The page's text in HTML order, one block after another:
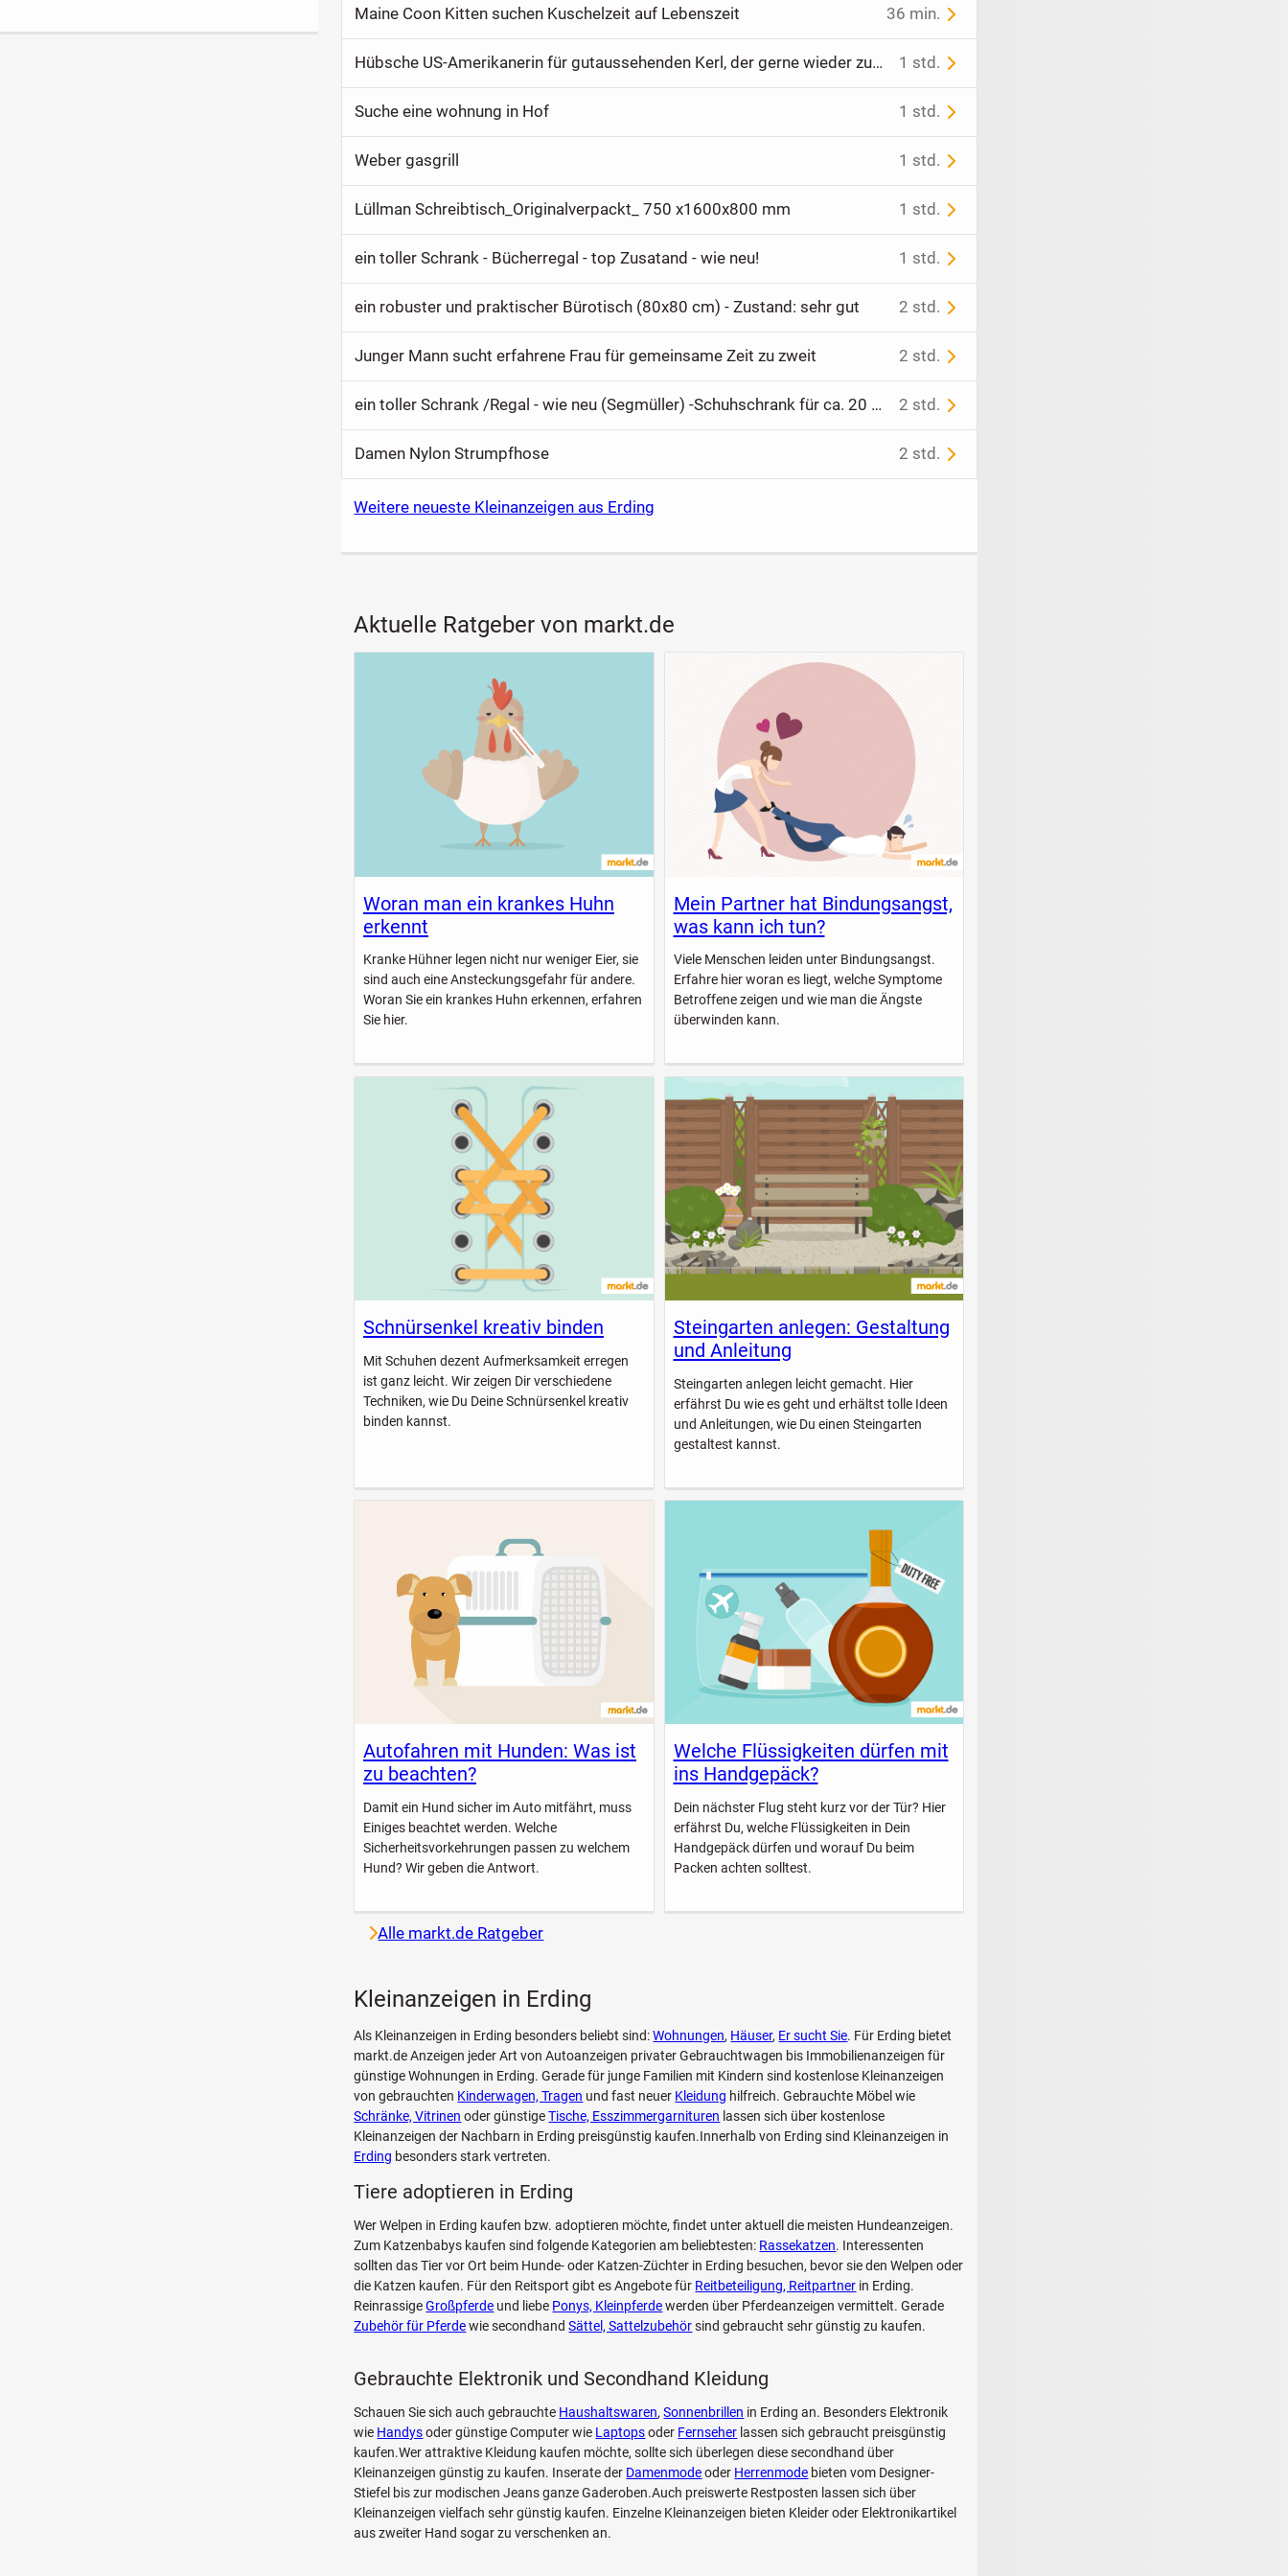
Maine Coon Kitten suchen Kuschelzeit auf Lebenszeit 36 min.
Hübsche US-Amerikanerin für gutaussehenden Kerl, der gerne wieder zurück nach Südkalifornien ziehen möchte 1 std.
Suche eine wohnung in Hof 1 std.
Weber gasgrill 1 std.
Lüllman Schreibtisch_Originalverpackt_ 750 x1600x800 mm 1 std.
ein toller Schrank - Bücherregal - top Zusatand - wie neu! 1 std.
ein robuster und praktischer Bürotisch (80x80 cm) - Zustand: sehr gut 2 std.
Junger Mann sucht erfahrene Frau für gemeinsame Zeit zu zweit 2 std.
ein toller Schrank /Regal - wie neu (Segmüller) -Schuhschrank für ca. 20 Paar Schuhe 2 std.
Damen Nylon Strumpfhose 2 std.
Weitere neueste Kleinanzeigen aus Erding
Aktuelle Ratgeber von markt.de
Woran man ein krankes Huhn
erkennt
Kranke Hühner legen nicht nur weniger Eier, sie
sind auch eine Ansteckungsgefahr für andere.
Woran Sie ein krankes Huhn erkennen, erfahren
Sie hier.
Mein Partner hat Bindungsangst,
was kann ich tun?
Viele Menschen leiden unter Bindungsangst.
Erfahre hier woran es liegt, welche Symptome
Betroffene zeigen und wie man die Ängste
überwinden kann.
Schnürsenkel kreativ binden
Mit Schuhen dezent Aufmerksamkeit erregen
ist ganz leicht. Wir zeigen Dir verschiedene
Techniken, wie Du Deine Schnürsenkel kreativ
binden kannst.
Steingarten anlegen: Gestaltung
und Anleitung
Steingarten anlegen leicht gemacht. Hier
erfährst Du wie es geht und erhältst tolle Ideen
und Anleitungen, wie Du einen Steingarten
gestaltest kannst.
Autofahren mit Hunden: Was ist
zu beachten?
Damit ein Hund sicher im Auto mitfährt, muss
Einiges beachtet werden. Welche
Sicherheitsvorkehrungen passen zu welchem
Hund? Wir geben die Antwort.
Welche Flüssigkeiten dürfen mit
ins Handgepäck?
Dein nächster Flug steht kurz vor der Tür? Hier
erfährst Du, welche Flüssigkeiten in Dein
Handgepäck dürfen und worauf Du beim
Packen achten solltest.
Alle markt.de Ratgeber
Kleinanzeigen in Erding
Als Kleinanzeigen in Erding besonders beliebt sind:Wohnungen, Häuser, Er sucht Sie. Für Erding bietet
markt.de Anzeigen jeder Art von Autoanzeigen privater Gebrauchtwagen bis Immobilienanzeigen für
günstige Wohnungen in Erding. Gerade für junge Familien mit Kindern sind kostenlose Kleinanzeigen
von gebrauchten Kinderwagen, Tragen und fast neuer Kleidung hilfreich. Gebrauchte Möbel wie
Schränke, Vitrinen oder günstigeTische, Esszimmergarnituren lassen sich über kostenlose
Kleinanzeigen der Nachbarn in Erding preisgünstig kaufen.Innerhalb von Erding sind Kleinanzeigen in
Erding besonders stark vertreten.
Tiere adoptieren in Erding
Wer Welpen in Erding kaufen bzw. adoptieren möchte, findet unter aktuell die meisten Hundeanzeigen.
Zum Katzenbabys kaufen sind folgende Kategorien am beliebtesten: Rassekatzen. Interessenten
sollten das Tier vor Ort beim Hunde- oder Katzen-Züchter in Erding besuchen, bevor sie den Welpen oder
die Katzen kaufen. Für den Reitsport gibt es Angebote für Reitbeteiligung, Reitpartner in Erding.
ReinrassigeGroßpferde und liebe Ponys, Kleinpferdewerden über Pferdeanzeigen vermittelt. Gerade
Zubehör für Pferdewie secondhandSättel, Sattelzubehörsind gebraucht sehr günstig zu kaufen.
Gebrauchte Elektronik und Secondhand Kleidung
Schauen Sie sich auch gebrauchte Haushaltswaren,Sonnenbrillen in Erding an. Besonders Elektronik
wie Handysoder günstige Computer wie Laptopsoder Fernseher lassen sich gebraucht preisgünstig
kaufen.Wer attraktive Kleidung kaufen möchte, sollte sich überlegen diese secondhand über
Kleinanzeigen günstig zu kaufen. Inserate der Damenmodeoder Herrenmode bieten vom Designer-
Stiefel bis zur modischen Jeans ganze Gaderoben.Auch preiswerte Restposten lassen sich über
Kleinanzeigen vielfach sehr günstig kaufen. Einzelne Kleinanzeigen bieten Kleider oder Elektronikartikel
aus zweiter Hand sogar zu verschenken an.